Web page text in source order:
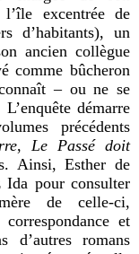
excentrée de
d’habitants), un
ancien collègue
comme bûcheron
– ou ne se
démarre
précédents
, Le Passé doit
Ainsi, Esther de
Ida pour consulter
de celle-ci,
et
d’autres romans